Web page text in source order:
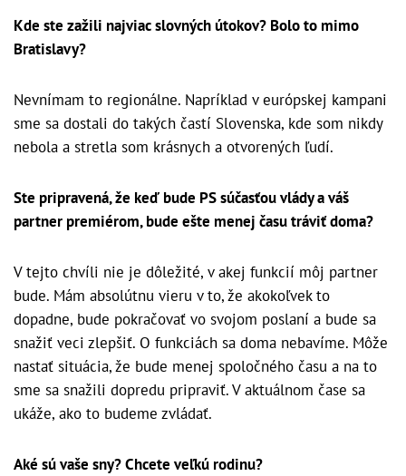
Kde ste zažili najviac slovných útokov? Bolo to mimo
Bratislavy?
Nevnímam to regionálne. Napríklad v európskej kampani
sme sa dostali do takých častí Slovenska, kde som nikdy
nebola a stretla som krásnych a otvorených ľudí.
Ste pripravená, že keď bude PS súčasťou vlády a váš
partner premiérom, bude ešte menej času tráviť doma?
V tejto chvíli nie je dôležité, v akej funkcií môj partner
bude. Mám absolútnu vieru v to, že akokoľvek to
dopadne, bude pokračovať vo svojom poslaní a bude sa
snažiť veci zlepšiť. O funkciách sa doma nebavíme. Môže
nastať situácia, že bude menej spoločného času a na to
sme sa snažili dopredu pripraviť. V aktuálnom čase sa
ukáže, ako to budeme zvládať.
Aké sú vaše sny? Chcete veľkú rodinu?